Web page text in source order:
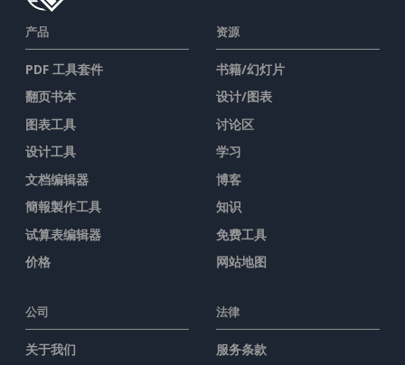
产品
PDF 工具套件
翻页书本
图表工具
设计工具
文档编辑器
簡報製作工具
试算表编辑器
价格
资源
书籍/幻灯片
设计/图表
讨论区
学习
博客
知识
免费工具
网站地图
公司
关于我们
法律
服务条款